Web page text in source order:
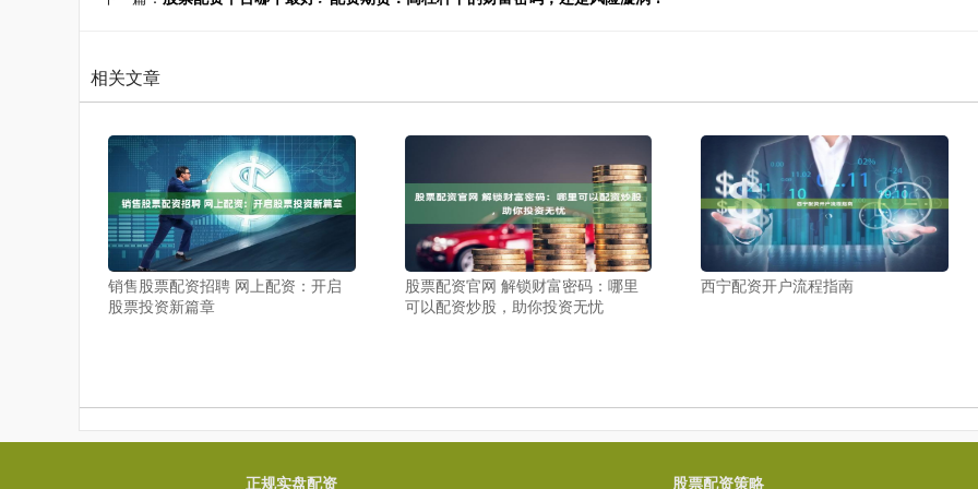
相关文章
销售股票配资招聘 网上配资：开启
股票投资新篇章
股票配资官网 解锁财富密码：哪里
可以配资炒股，助你投资无忧
西宁配资开户流程指南
正规实盘配资 股票配资策略